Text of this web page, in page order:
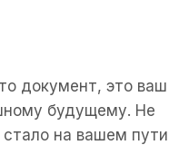
документ, это ваш
будущему. Не
на вашем пути